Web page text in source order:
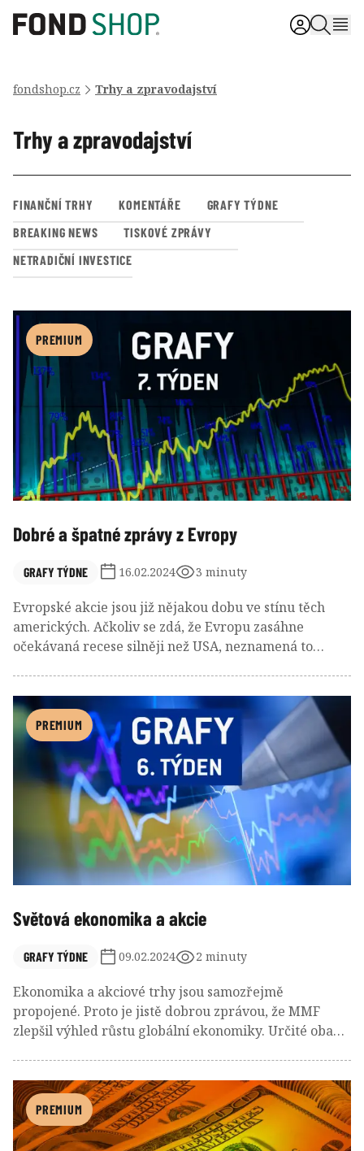
fondshop.cz Trhy a zpravodajství
Trhy a zpravodajství
FINANČNÍ TRHY KOMENTÁŘE
GRAFY TÝDNE
BREAKING NEWS
TISKOVÉ ZPRÁVY
NETRADIČNÍ INVESTICE
PREMIUM
Dobré a špatné zprávy z Evropy
GRAFY TÝDNE 16.02.2024 3 minuty
Evropské akcie jsou již nějakou dobu ve stínu těch
amerických. Ačkoliv se zdá, že Evropu zasáhne
očekávaná recese silněji než USA, neznamená to
PREMIUM
Světová ekonomika a akcie
GRAFY TÝDNE 09.02.2024 2 minuty
Ekonomika a akciové trhy jsou samozřejmě
propojené. Proto je jistě dobrou zprávou, že MMF
zlepšil výhled růstu globální ekonomiky. Určité obavy
PREMIUM